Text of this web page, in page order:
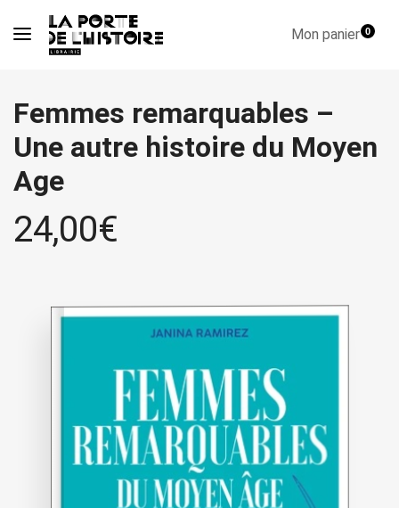
Mon panier0
Femmes remarquables –
Une autre histoire du Moyen
Age
24,00€